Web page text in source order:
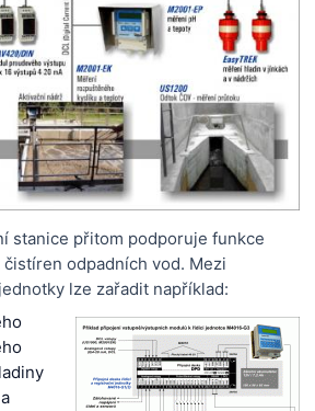
stanice přitom podporuje funkce
odpadních vod. Mezi
lze zařadit například: